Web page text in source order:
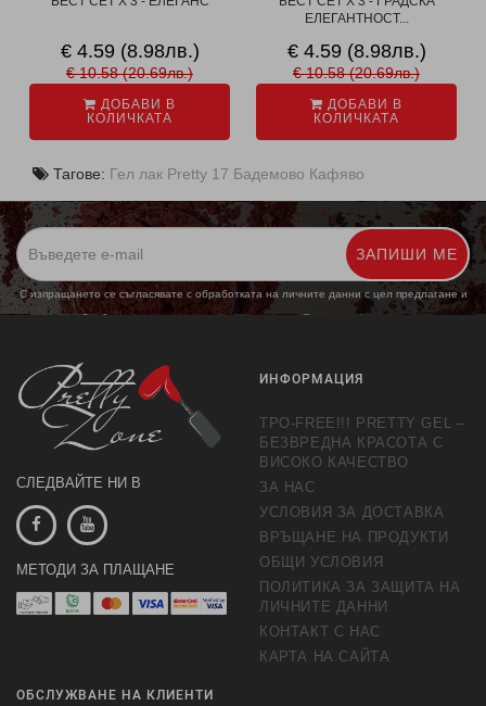
€ 4.59 (8.98лв.)
€ 10.58 (20.69лв.)
ДОБАВИ В
КОЛИЧКАТА
ЕЛЕГАНТНОСТ...
€ 4.59 (8.98лв.)
€ 10.58 (20.69лв.)
ДОБАВИ В
КОЛИЧКАТА
Тагове: Гел лак Pretty 17 Бадемово Кафяво
ЗАПИШИ МЕ
С изпращането се съгласявате с обработката на личните данни с цел предлагане и
обработка на маркетингови предложения. Повече информация
СЛЕДВАЙТЕ НИ В
МЕТОДИ ЗА ПЛАЩАНЕ
ИНФОРМАЦИЯ
TPO-FREE!!! PRETTY GEL –
БЕЗВРЕДНА КРАСОТА С
ВИСОКО КАЧЕСТВО
ЗА НАС
УСЛОВИЯ ЗА ДОСТАВКА
ВРЪЩАНЕ НА ПРОДУКТИ
ОБЩИ УСЛОВИЯ
ПОЛИТИКА ЗА ЗАЩИТА НА
ЛИЧНИТЕ ДАННИ
КОНТАКТ С НАС
КАРТА НА САЙТА
ОБСЛУЖВАНЕ НА КЛИЕНТИ